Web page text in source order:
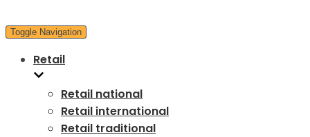
Toggle Navigation
Retail
Retail national
Retail international
Retail traditional